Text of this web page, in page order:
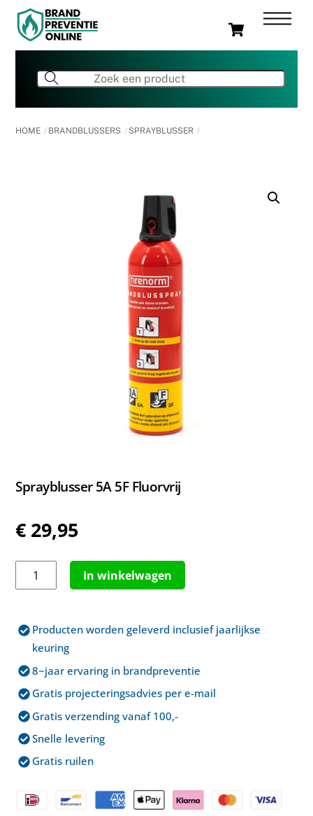
Skip
content
Cart
HOME BRANDBLUSSERS SPRAYBLUSSER
Sprayblusser 5A 5F Fluorvrij
€ 29,95
Sprayblusser
5A
Fluorvrij
aantal
In winkelwagen
Producten worden geleverd inclusief jaarlijkse
keuring
8~jaar ervaring in brandpreventie
Gratis projecteringsadvies per e-mail
Gratis verzending vanaf 100,-
Snelle levering
Gratis ruilen